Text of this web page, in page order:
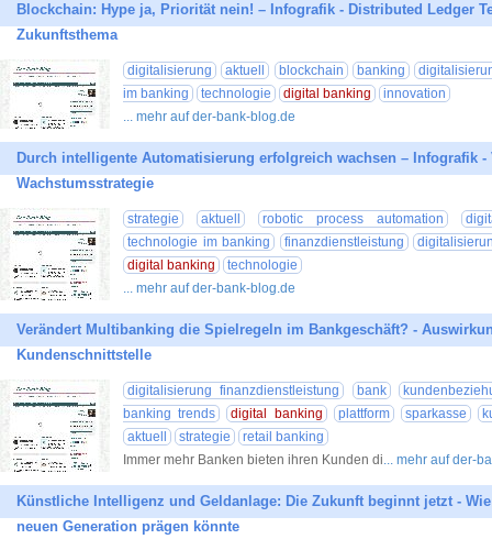
Blockchain: Hype ja, Priorität nein! – Infografik - Distributed Ledger
Zukunftsthema
digitalisierung aktuell blockchain banking
im banking
technologie digital banking
innovation
... mehr auf der-bank-blog.de
Durch intelligente Automatisierung erfolgreich wachsen – Infografik -
Wachstumsstrategie
strategie aktuell robotic process automation
technologie im banking
finanzdienstleistung
digital banking
technologie
... mehr auf der-bank-blog.de
Verändert Multibanking die Spielregeln im Bankgeschäft? -
Kundenschnittstelle
digitalisierung finanzdienstleistung bank
banking trends
digital banking plattform sparkasse
aktuell
strategie
retail banking
Immer mehr Banken bieten ihren Kunden di... mehr auf der-
Künstliche Intelligenz und Geldanlage: Die Zukunft beginnt jetzt -
neuen Generation prägen könnte